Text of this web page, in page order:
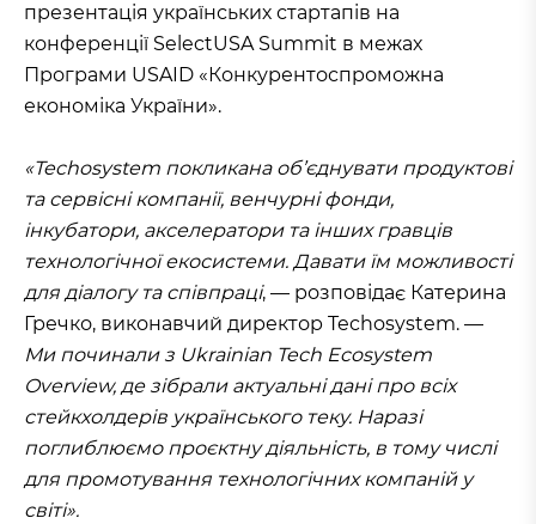
презентація українських стартапів на
конференції SelectUSA Summit в межах
Програми USAID «Конкурентоспроможна
економіка України».
«Techosystem покликана об’єднувати продуктові
та сервісні компанії, венчурні фонди,
інкубатори, акселератори та інших гравців
технологічної екосистеми. Давати їм можливості
для діалогу та співпраці, — розповідає Катерина
Гречко, виконавчий директор Techosystem. —
Ми починали з Ukrainian Tech Ecosystem
Overview, де зібрали актуальні дані про всіх
стейкхолдерів українського теку. Наразі
поглиблюємо проєктну діяльність, в тому числі
для промотування технологічних компаній у
світі».